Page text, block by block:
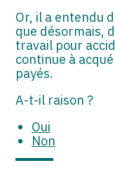
EXPATRIÉ NON
IMPATRIÉ /
ASSOCIATIONS
SECTEUR
Or, il a entendu
que désormais,
travail pour
continue à
payés.
A-t-il raison ?
Oui
Non